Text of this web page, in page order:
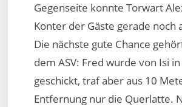
Gegenseite konnte Torwart
Konter der Gäste gerade noch
Die nächste gute Chance
dem ASV: Fred wurde von Isi
geschickt, traf aber aus 10
Entfernung nur die Querlatte.